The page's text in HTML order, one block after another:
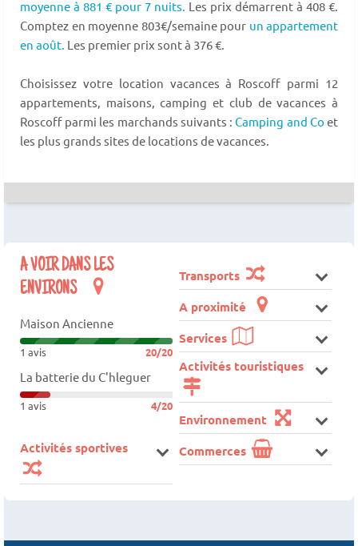
moyenne à 881 € pour 7 nuits. Les prix démarrent à 408 €.
Comptez en moyenne 803€/semaine pour un appartement
en août. Les premier prix sont à 376 €.
Choisissez votre location vacances à Roscoff parmi 12
appartements, maisons, camping et club de vacances à
Roscoff parmi les marchands suivants :Camping and Co et
les plus grands sites de locations de vacances.
A VOIR DANS LES
ENVIRONS
Maison Ancienne
1 avis 20/20
La batterie du C'hleguer
1 avis 4/20
Transports
A proximité
Services
Activités touristiques
Environnement
Activités sportives
Commerces